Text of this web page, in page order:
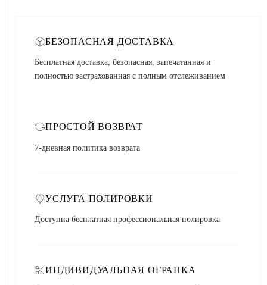
БЕЗОПАСНАЯ ДОСТАВКА
Бесплатная доставка, безопасная, запечатанная и
полностью застрахованная с полным отслеживанием
ПРОСТОЙ ВОЗВРАТ
7-дневная политика возврата
УСЛУГА ПОЛИРОВКИ
Доступна бесплатная профессиональная полировка
ИНДИВИДУАЛЬНАЯ ОГРАНКА